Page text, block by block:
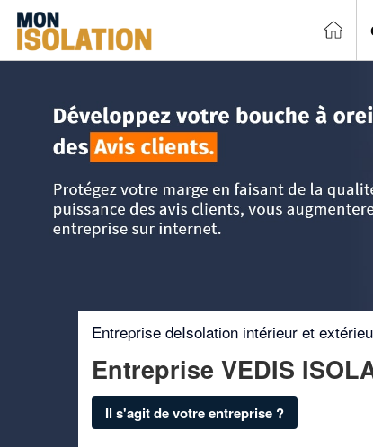
Entreprise deIsolation intérieur et
Entreprise VEDIS
Il s'agit de votre entreprise ?